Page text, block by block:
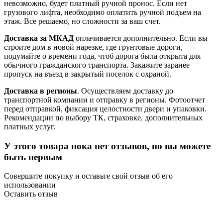
невозможно, будет платный ручной пронос. Если нет
грузового лифта, необходимо оплатить ручной подъем на
этаж. Все решаемо, но сложности за ваш счет.
Доставка за МКАД оплачивается дополнительно. Если вы
строите дом в новой нарезке, где грунтовые дороги,
подумайте о времени года, чтоб дорога была открыта для
обычного гражданского транспорта. Закажите заранее
пропуск на въезд в закрытый поселок с охраной.
Доставка в регионы. Осуществляем доставку до
транспортной компании и отправку в регионы. Фотоотчет
перед отправкой, фиксация целостности двери и упаковки.
Рекомендации по выбору ТК, страховке, дополнительных
платных услуг.
У этого товара пока нет отзывов, но вы можете
быть первым
Совершите покупку и оставьте свой отзыв об его
использовании
Оставить отзыв